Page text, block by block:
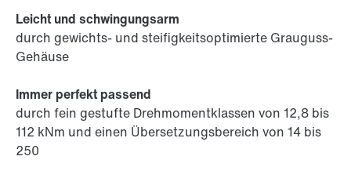
Leicht und schwingungsarm
durch gewichts- und steifigkeitsoptimierte Grauguss-
Gehäuse
Immer perfekt passend
durch fein gestufte Drehmomentklassen von 12,8 bis
112 kNm und einen Übersetzungsbereich von 14 bis
250